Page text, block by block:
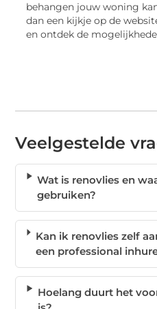
behangen jouw woning
dan een kijkje op de
en ontdek de
Veelgestelde
Wat is renovlies en
gebruiken?
Kan ik renovlies zelf
een professional
Hoelang duurt het